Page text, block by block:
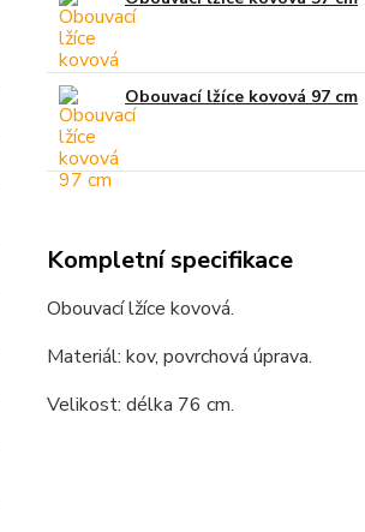
Obouvací lžíce kovová 97 cm
Kompletní specifikace
Obouvací lžíce kovová.
Materiál: kov, povrchová úprava.
Velikost: délka 76 cm.